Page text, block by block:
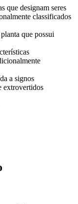
que designam seres
classificados
que possui
a signos
extrovertidos